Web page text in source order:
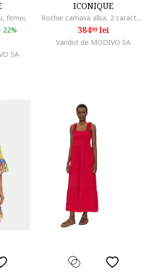
femei,
22%
SA
ICONIQUE
Rochie camasa alba, 2 caracteristici reprezentative, flori roz
38499lei
Vandut de MODIVO SA